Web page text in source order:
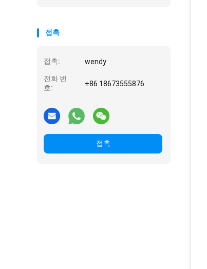
접촉
접촉: wendy
전화 번
호:
+86 18673555876
접촉